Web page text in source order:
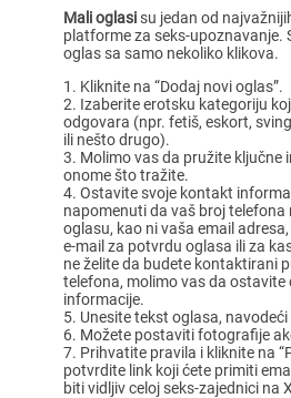
Mali oglasisu jedan od
platforme za seks-upoznavanje.
oglas sa samo nekoliko klikova.
Kliknite na “Dodaj novi oglas”.
Izaberite erotsku kategoriju
odgovara (npr. fetiš, eskort,
ili nešto drugo).
Molimo vas da pružite ključne
onome što tražite.
Ostavite svoje kontakt
napomenuti da vaš broj telefona
oglasu, kao ni vaša email
e-mail za potvrdu oglasa ili za
ne želite da budete kontaktirani
telefona, molimo vas da ostavite
informacije.
Unesite tekst oglasa,
Možete postaviti fotografije
Prihvatite pravila i kliknite na
potvrdite link koji ćete primiti
biti vidljiv celoj seks-zajednici na